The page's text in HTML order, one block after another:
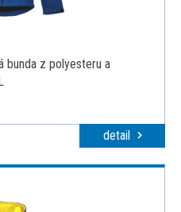
bunda z polyesteru a
detail